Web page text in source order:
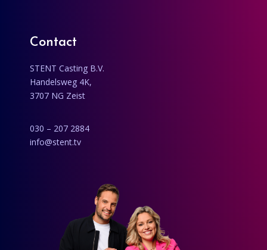
Contact
STENT Casting B.V.
Handelsweg 4K,
3707 NG Zeist
030 – 207 2884
info@stent.tv